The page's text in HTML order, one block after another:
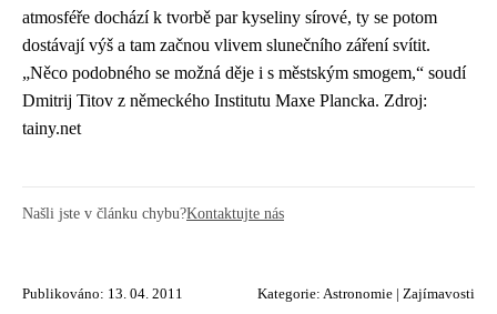
atmosféře dochází k tvorbě par kyseliny sírové, ty se potom
dostávají výš a tam začnou vlivem slunečního záření svítit.
„Něco podobného se možná děje i s městským smogem,“ soudí
Dmitrij Titov z německého Institutu Maxe Plancka. Zdroj:
tainy.net
Našli jste v článku chybu?Kontaktujte nás
Publikováno: 13. 04. 2011 Kategorie: Astronomie | Zajímavosti